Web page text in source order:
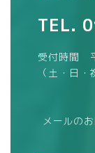
TEL.
受付時間
（土・日・
メールの